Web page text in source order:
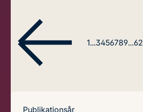
1...3456789...62
Publikationsår